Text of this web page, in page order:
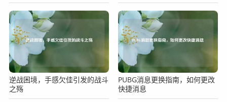
逆战困境，手感欠佳引发的战斗
之殇
PUBG消息更换指南，如何更改
快捷消息